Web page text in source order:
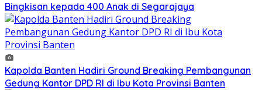
Bingkisan kepada 400 Anak di Segarajaya
Kapolda Banten Hadiri Ground Breaking Pembangunan
Gedung Kantor DPD RI di Ibu Kota Provinsi Banten